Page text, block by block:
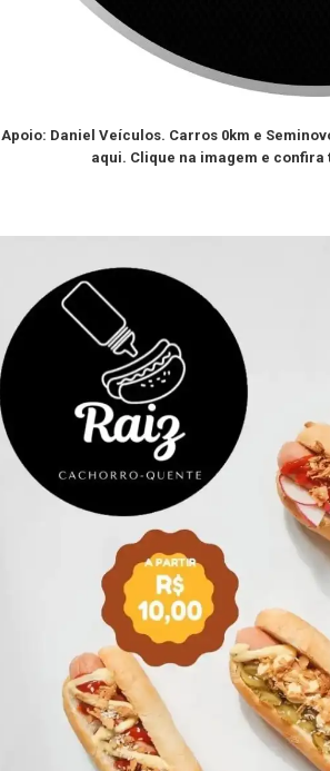
Apoio: Daniel Veículos. Carros 0km e
aqui. Clique na imagem e confira